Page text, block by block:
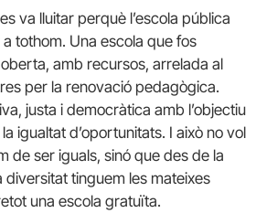
va lluitar perquè l’escola pública
tothom. Una escola que fos
amb recursos, arrelada al
per la renovació pedagògica.
justa i democràtica amb l’objectiu
igualtat d’oportunitats. I això no vol
de ser iguals, sinó que des de la
diversitat tinguem les mateixes
una escola gratuïta.